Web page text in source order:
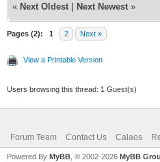
« Next Oldest Next Newest »
Pages (2): 1 2 Next »
View a Printable Version
Users browsing this thread: 1 Guest(s)
Forum Team Contact Us Calaos
Powered By MyBB , © 2002-2026 MyBB